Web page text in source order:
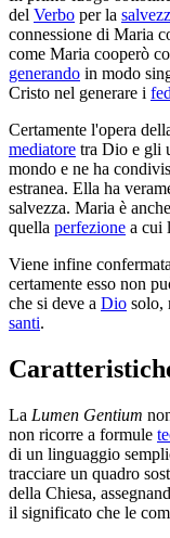
del Verbo per la
connessione di Maria
come Maria cooperò
generando in modo
Cristo nel generare i
Certamente l'opera
mediatore tra Dio e gli
mondo e ne ha
estranea. Ella ha
salvezza. Maria è
quella perfezione a cui
Viene infine
certamente esso non
che si deve a Dio solo,
santi.
La Lumen Gentium
non ricorre a formule
di un linguaggio
tracciare un quadro
della Chiesa,
il significato che le